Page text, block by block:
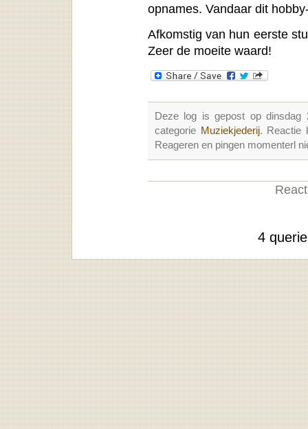
opnames. Vandaar dit
Afkomstig van hun eerste
Zeer de moeite waard!
Deze log is gepost op
categorie Muziekjederij. Reactie
Reageren en pingen momenterl
4